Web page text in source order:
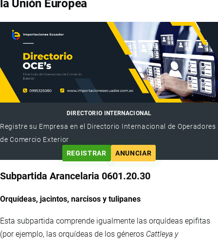
la Unión Europea
DIRECTORIO INTERNACIONAL
Registre su Empresa en el Directorio Internacional de Operadores
de Comercio Exterior
REGISTRAR
ANUNCIAR
Subpartida Arancelaria 0601.20.30
Orquídeas, jacintos, narcisos y tulipanes
Esta subpartida comprende igualmente las orquídeas epifitas
(por ejemplo, las orquídeas de los géneros Cattleya y